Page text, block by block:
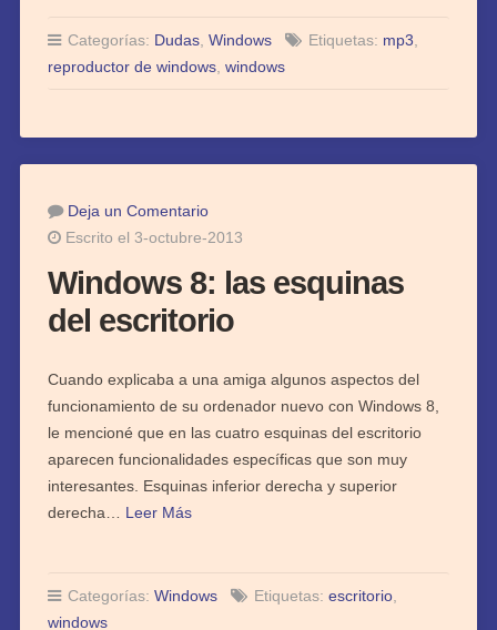
Categorías: Dudas, Windows Etiquetas: mp3
reproductor de windows, windows
Deja un Comentario
Escrito el 3-octubre-2013
Windows 8: las esquinas
del escritorio
Cuando explicaba a una amiga algunos aspectos del
funcionamiento de su ordenador nuevo con Windows 8,
le mencioné que en las cuatro esquinas del escritorio
aparecen funcionalidades específicas que son muy
interesantes. Esquinas inferior derecha y superior
derecha… Leer Más
Categorías: Windows Etiquetas: escritorio,
windows